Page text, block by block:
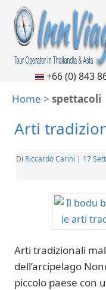
+66 (0) 843
Home > spettacoli
Arti
Di Riccardo Carini | 17
Arti tradizionali
dell’arcipelago
piccolo paese con